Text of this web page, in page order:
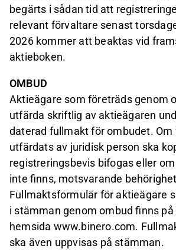
begärts i sådan tid att
relevant förvaltare senast
2026 kommer att beaktas vid
aktieboken.
OMBUD
Aktieägare som företräds genom
utfärda skriftlig av aktieägaren
daterad fullmakt för ombudet. Om
utfärdats av juridisk person ska
registreringsbevis bifogas eller
inte finns, motsvarande
Fullmaktsformulär för aktieägare
i stämman genom ombud finns på
hemsida www.binero.com.
ska även uppvisas på stämman.